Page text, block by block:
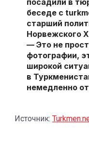
беседе с
старший
Норвежского
— Это не
фотографии,
широкой
в
немедленно
Источник: